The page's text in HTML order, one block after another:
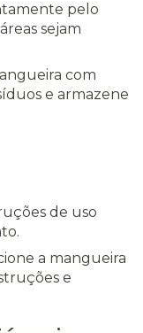
pelo
sejam
com
e armazene
de uso
a mangueira
e